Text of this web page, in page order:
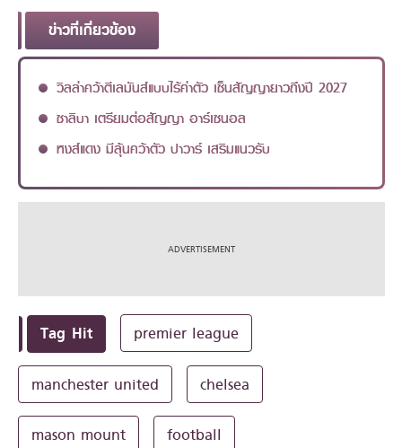
ข่าวที่เกี่ยวข้อง
วิลล่าคว้าตีเลมันส์แบบไร้ค่าตัว เซ็นสัญญายาวถึงปี 2027
ซาลิบา เตรียมต่อสัญญา อาร์เซนอล
หงส์แดง มีลุ้นคว้าตัว ปาวาร์ เสริมแนวรับ
Tag Hit premier league
manchester united chelsea
mason mount football